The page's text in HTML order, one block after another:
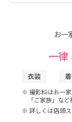
お一
一律
衣装
※ 撮影料はお一家
「ご家族」な
※ 詳しくは店頭ス